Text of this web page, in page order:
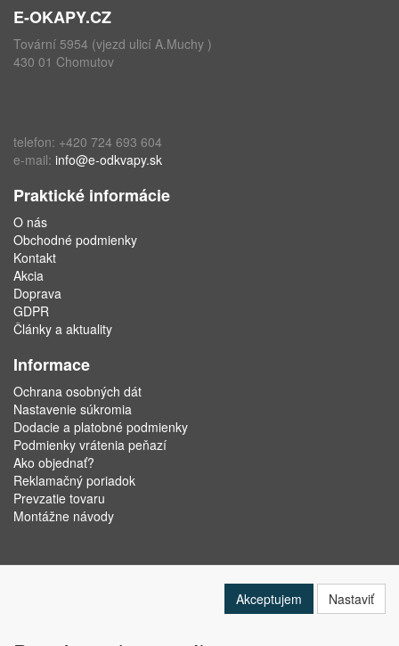
E-OKAPY.CZ
Tovární 5954 (vjezd ulicí A.Muchy )
430 01 Chomutov
telefon: +420 724 693 604
e-mail: info@e-odkvapy.sk
Praktické informácie
O nás
Obchodné podmienky
Kontakt
Akcia
Doprava
GDPR
Články a aktuality
Informace
Ochrana osobných dát
Nastavenie súkromia
Dodacie a platobné podmienky
Podmienky vrátenia peňazí
Ako objednať?
Reklamačný poriadok
Prevzatie tovaru
Montážne návody
Akceptujem Nastaviť